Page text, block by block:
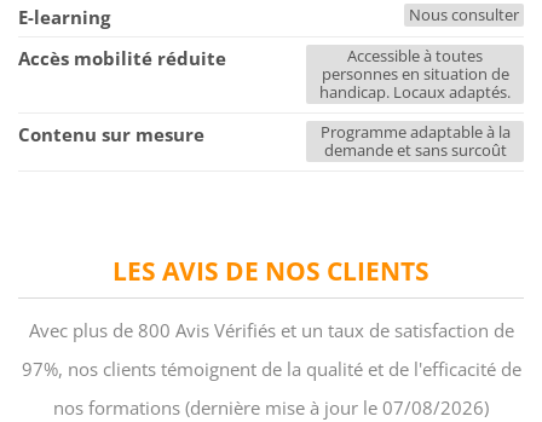
LES AVIS DE NOS CLIENTS
Avec plus de 800 Avis Vérifiés et un taux de satisfaction de
97%, nos clients témoignent de la qualité et de l'efficacité de
nos formations (dernière mise à jour le 07/08/2026)
E-learning Nous consulter
Accès mobilité réduite
Accessible à toutes
personnes en situation de
handicap. Locaux adaptés.
Contenu sur mesure
Programme adaptable à la
demande et sans surcoût